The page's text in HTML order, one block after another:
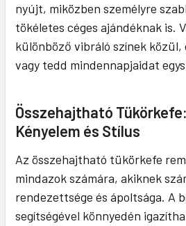
nyújt, miközben személyre
tökéletes céges ajándéknak is.
különböző vibráló színek közül,
vagy tedd mindennapjaidat
Összehajtható
Kényelem és Stílus
Az összehajtható tükörkefe
mindazok számára, akiknek
rendezettsége és ápoltsága. A
segítségével könnyedén